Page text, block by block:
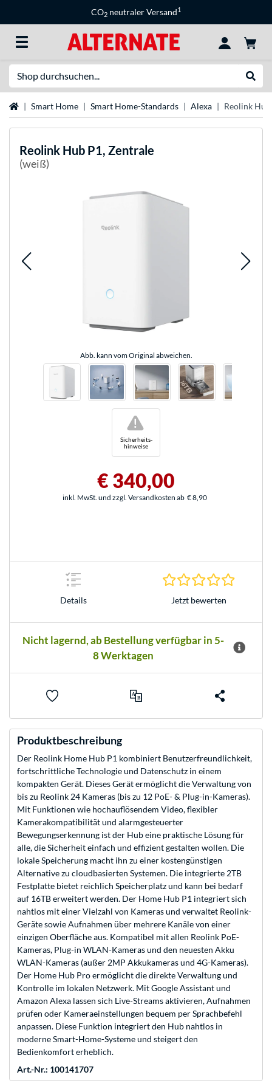
CO2 neutraler Versand1
StartseiteSmart Home Smart Home-Standards Alexa Reolink
Reolink Hub P1, Zentrale
(weiß)
Abb. kann vom Original abweichen.
Sicherheits-
hinweise
!
€ 340,00
inkl. MwSt. und zzgl. Versandkosten ab € 8,90
Details Jetzt bewerten
Nicht lagernd, ab Bestellung verfügbar in 5-
8 Werktagen
Produktbeschreibung
Der Reolink Home Hub P1 kombiniert Benutzerfreundlichkeit,
fortschrittliche Technologie und Datenschutz in einem
kompakten Gerät. Dieses Gerät ermöglicht die Verwaltung von
bis zu Reolink 24 Kameras (bis zu 12 PoE- & Plug-in-Kameras).
Mit Funktionen wie hochauflösendem Video, flexibler
Kamerakompatibilität und alarmgesteuerter
Bewegungserkennung ist der Hub eine praktische Lösung für
alle, die Sicherheit einfach und effizient gestalten wollen. Die
lokale Speicherung macht ihn zu einer kostengünstigen
Alternative zu cloudbasierten Systemen. Die integrierte 2TB
Festplatte bietet reichlich Speicherplatz und kann bei bedarf
auf 16TB erweitert werden. Der Home Hub P1 integriert sich
nahtlos mit einer Vielzahl von Kameras und verwaltet Reolink-
Geräte sowie Aufnahmen über mehrere Kanäle von einer
einzigen Oberfläche aus. Kompatibel mit allen Reolink PoE-
Kameras, Plug-in WLAN-Kameras und den neuesten Akku
WLAN-Kameras (außer 2MP Akkukameras und 4G-Kameras).
Der Home Hub Pro ermöglicht die direkte Verwaltung und
Kontrolle im lokalen Netzwerk. Mit Google Assistant und
Amazon Alexa lassen sich Live-Streams aktivieren, Aufnahmen
prüfen oder Kameraeinstellungen bequem per Sprachbefehl
anpassen. Diese Funktion integriert den Hub nahtlos in
moderne Smart-Home-Systeme und steigert den
Bedienkomfort erheblich.
Art.-Nr.: 100141707